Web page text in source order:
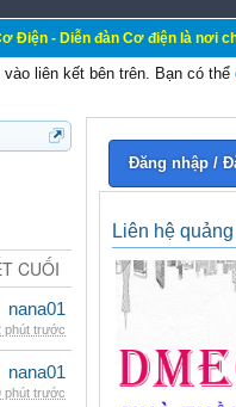
Cơ điện là nơi chia sẽ kiến
liên kết bên trên. Bạn có thể
CUỐI
nana01
phút trước
nana01
phút trước
Đăng nhập /
Liên hệ